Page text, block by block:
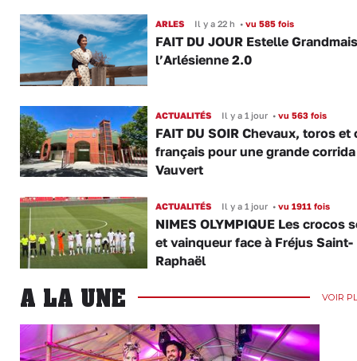
ARLES Il y a 22 h •vu 585 fois
FAIT DU JOUR Estelle
l’Arlésienne 2.0
ACTUALITÉS Il y a 1 jour •vu 563 fois
FAIT DU SOIR Chevaux, toros et
français pour une grande corrida
Vauvert
ACTUALITÉS Il y a 1 jour •vu 1911 fois
NIMES OLYMPIQUE Les crocos
et vainqueur face à Fréjus Saint-
Raphaël
A LA UNE VOIR